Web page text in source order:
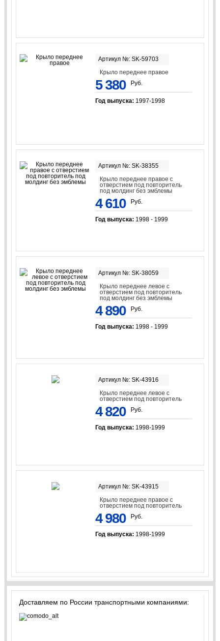
Артикул №: SK-59703
Крыло переднее правое
5 380 Руб.
Год выпуска: 1997-1998
Артикул №: SK-38355
Крыло переднее правое с
отверстием под повторитель
под молдинг без эмблемы
4 610 Руб.
Год выпуска: 1998 - 1999
Артикул №: SK-38059
Крыло переднее левое с
отверстием под повторитель
под молдинг без эмблемы
4 890 Руб.
Год выпуска: 1998 - 1999
Артикул №: SK-43916
Крыло переднее левое с
отверстием под повторитель
4 820 Руб.
Год выпуска: 1998-1999
Артикул №: SK-43915
Крыло переднее правое с
отверстием под повторитель
4 980 Руб.
Год выпуска: 1998-1999
Доставляем по России транспортными компаниями: